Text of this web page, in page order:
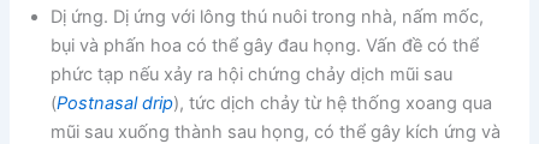
Dị ứng. Dị ứng với lông thú nuôi trong nhà, nấm mốc,
bụi và phấn hoa có thể gây đau họng. Vấn đề có thể
phức tạp nếu xảy ra hội chứng chảy dịch mũi sau
(Postnasal drip), tức dịch chảy từ hệ thống xoang qua
mũi sau xuống thành sau họng, có thể gây kích ứng và